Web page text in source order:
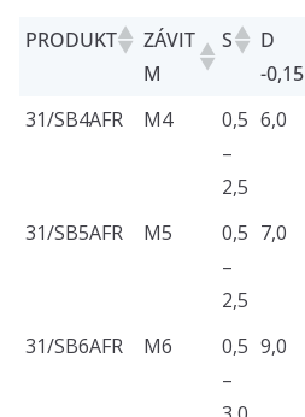
PRODUKT
ZÁVIT
M
S
D
-0,15
PRODUKT
ZÁVIT
S
D
31/SB4AFR M4
0,5
–
2,5
6,0
31/SB5AFR M5
0,5
–
2,5
7,0
31/SB6AFR M6
0,5
–
9,0